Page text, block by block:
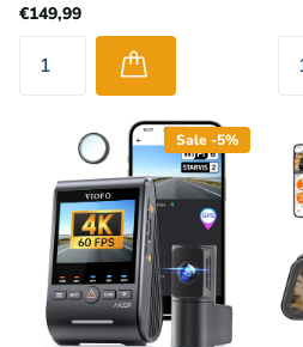
€149,99
Sale -5%